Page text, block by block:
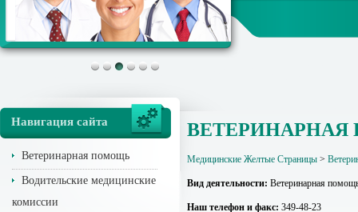
Навигация сайта
Ветеринарная помощь
Водительские медицинские
комиссии
Медицинские Желтые Страницы >
Вид деятельности: Ветеринарная
Наш телефон и факс: 349-48-23